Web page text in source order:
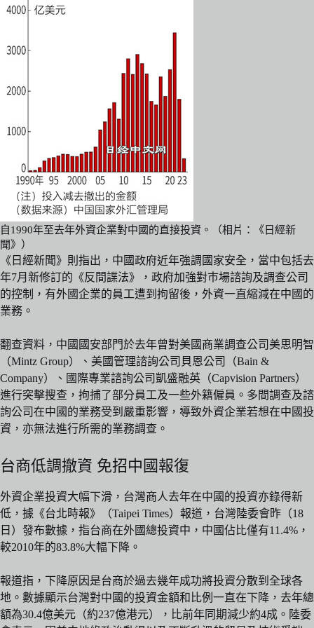
自1990年至去年外資企業對中國的直接投資。（相片：《日經新
聞》）
《日經新聞》則指出，中國政府近年強調國家安全，當中包括去
年7月新修訂的《反間諜法》，政府加強對巿場諮詢及調查公司
的控制，有外國企業的員工遭到拘留後，外資一直縮減在中國的
業務。
翻查資料，中國國安部門於去年曾對美國商業調查公司美思明智
（Mintz Group）、美國管理諮詢公司貝恩公司（Bain &
Company）、國際專業諮詢公司凱盛融英（Capvision Partners）
進行突擊搜查，拘捕了部分員工及一些外籍僱員。多間調查及諮
詢公司在中國的業務受到嚴重影響，導致外資企業若想在中國投
資，亦無法進行所需的業務調查。
台商低調撤資 免招中國報復
外資企業投資大幅下滑，台灣商人去年在中國的投資亦錄得新
低，據《台北時報》（Taipei Times）報道，台灣陸委會昨（18
日）發布數據，指台商在外國總投資中，中國佔比僅有11.4%，
較2010年的83.8%大幅下降。
報道指，下降原因是台商於過去幾年成功將投資分散到全球各
地。數據顯示台灣對中國的投資金額和比例一直在下降，去年總
額為30.4億美元（約237億港元），比前年同期減少約4成。陸委